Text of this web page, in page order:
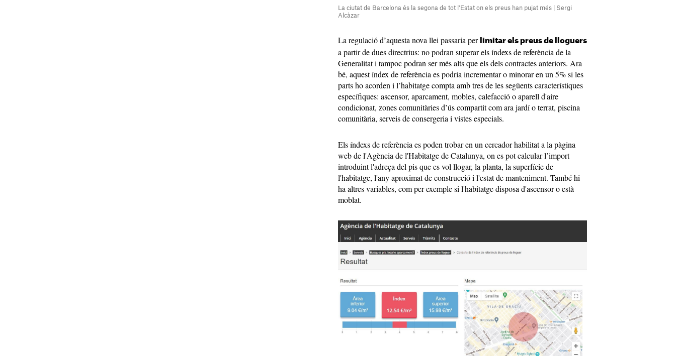
La ciutat de Barcelona és la segona de tot l’Estat on els preus han pujat més | Sergi
Alcàzar
La regulació d’aquesta nova llei passaria per limitar els preus de lloguers
a partir de dues directrius: no podran superar els índexs de referència de la
Generalitat i tampoc podran ser més alts que els dels contractes anteriors. Ara
bé, aquest índex de referència es podria incrementar o minorar en un 5% si les
parts ho acorden i l’habitatge compta amb tres de les següents característiques
específiques: ascensor, aparcament, mobles, calefacció o aparell d'aire
condicionat, zones comunitàries d’ús compartit com ara jardí o terrat, piscina
comunitària, serveis de consergeria i vistes especials.
Els índexs de referència es poden trobar en un cercador habilitat a la pàgina
web de l'Agència de l'Habitatge de Catalunya, on es pot calcular l’import
introduint l'adreça del pis que es vol llogar, la planta, la superfície de
l'habitatge, l'any aproximat de construcció i l'estat de manteniment. També hi
ha altres variables, com per exemple si l'habitatge disposa d'ascensor o està
moblat.